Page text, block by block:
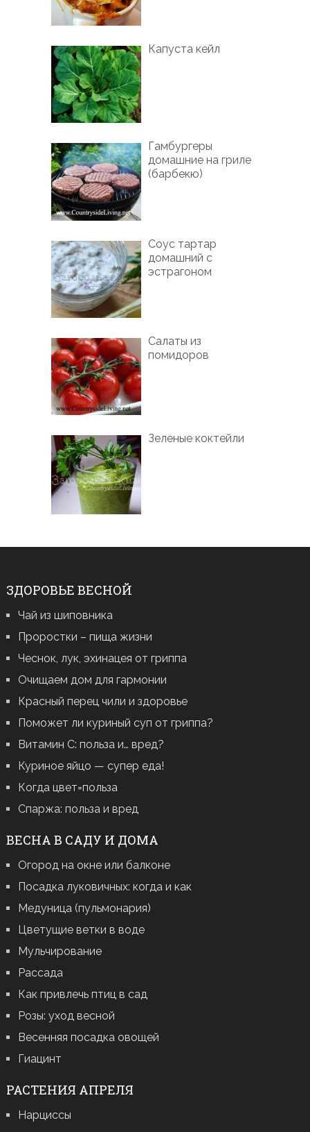
Капуста кейл
Гамбургеры
домашние на гриле
(барбекю)
Соус тартар
домашний с
эстрагоном
Салаты из
помидоров
Зеленые коктейли
ЗДОРОВЬЕ ВЕСНОЙ
Чай из шиповника
Проростки – пища жизни
Чеснок, лук, эхинацея от гриппа
Очищаем дом для гармонии
Красный перец чили и здоровье
Поможет ли куриный суп от гриппа?
Витамин С: польза и… вред?
Куриное яйцо — супер еда!
Когда цвет=польза
Спаржа: польза и вред
ВЕСНА В САДУ И ДОМА
Огород на окне или балконе
Посадка луковичных: когда и как
Медуница (пульмонария)
Цветущие ветки в воде
Мульчирование
Рассада
Как привлечь птиц в сад
Розы: уход весной
Весенняя посадка овощей
Гиацинт
РАСТЕНИЯ АПРЕЛЯ
Нарциссы